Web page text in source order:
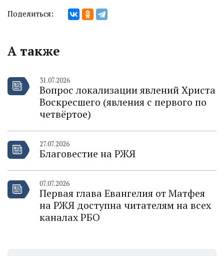
Поделиться:
А также
31.07.2026
Вопрос локализации явлений Христа
Воскресшего (явления с первого по
четвёртое)
27.07.2026
Благовестие на РЖЯ
07.07.2026
Первая глава Евангелия от Матфея
на РЖЯ доступна читателям на всех
каналах РБО